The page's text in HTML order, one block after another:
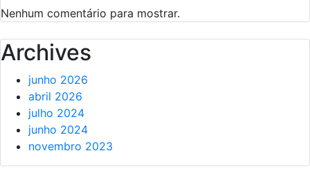
Nenhum comentário para mostrar.
Archives
junho 2026
abril 2026
julho 2024
junho 2024
novembro 2023